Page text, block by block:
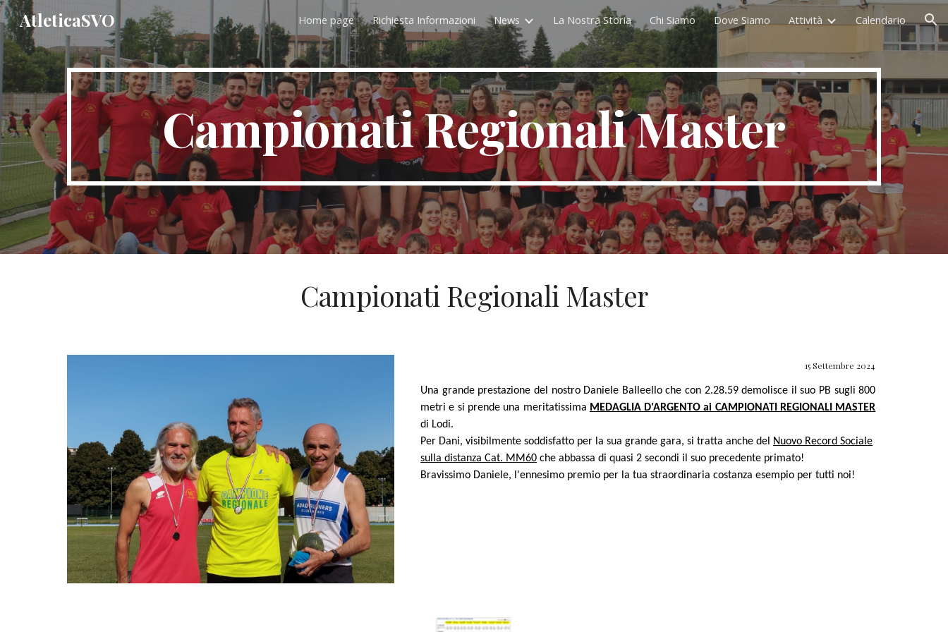
Skip to main content Skip to navigation
AtleticaSVO Home page Richiesta Informazioni News La Nostra Storia Chi Siamo Dove Siamo Attività Calendario
Campionati Regionali Master
Campionati Regionali Master
15Settembre 2024
Una grande prestazione del nostro Daniele Balleello che con 2.28.59 demolisce il suo PB sugli 800
metri e si prende una meritatissima MEDAGLIA D'ARGENTO ai CAMPIONATI REGIONALI MASTER
di Lodi.
Per Dani, visibilmente soddisfatto per la sua grande gara, si tratta anche del
Nuovo Record Sociale
sulla distanza Cat. MM60 che abbassa di quasi 2 secondi il suo precedente primato!
Bravissimo Daniele, l'ennesimo premio per la tua straordinaria costanza esempio per tutti noi!